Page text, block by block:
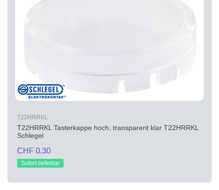
T22HRRKL
T22HRRKL Tasterkappe hoch, transparent klar T22HRRKL
Schlegel
CHF 0.30
Sofort lieferbar